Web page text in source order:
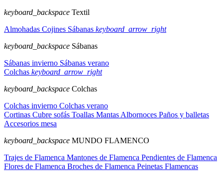
keyboard_backspace Textil
Almohadas Cojines Sábanas keyboard_arrow_right
keyboard_backspace Sábanas
Sábanas invierno Sábanas verano
Colchas keyboard_arrow_right
keyboard_backspace Colchas
Colchas invierno Colchas verano
Cortinas Cubre sofás Toallas Mantas Albornoces Paños y balletas
Accesorios mesa
keyboard_backspace MUNDO FLAMENCO
Trajes de Flamenca Mantones de Flamenca Pendientes de Flamenca
Flores de Flamenca Broches de Flamenca Peinetas Flamencas